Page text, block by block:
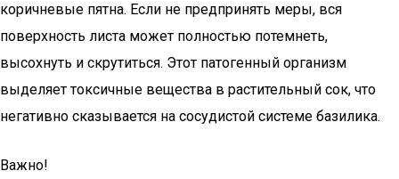
коричневые пятна. Если не предпринять меры, вся
поверхность листа может полностью потемнеть,
высохнуть и скрутиться. Этот патогенный организм
выделяет токсичные вещества в растительный сок, что
негативно сказывается на сосудистой системе базилика.
Важно!